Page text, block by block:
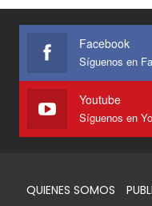
Facebook
Youtube
QUIENES SOMOS